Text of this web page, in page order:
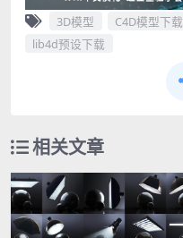
3D模型 C4D模型下载
lib4d预设下载
相关文章